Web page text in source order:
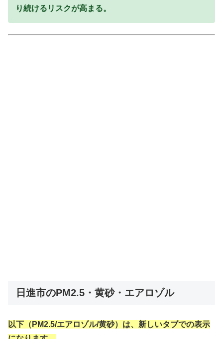
り続けるリスクが高まる。
日進市のPM2.5・黄砂・エアロゾル
以下（PM2.5/エアロゾル/黄砂）は、新しいタブでの表示